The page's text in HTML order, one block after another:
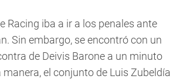
Racing iba a ir a los penales ante
Sin embargo, se encontró con un
de Deivis Barone a un minuto
manera, el conjunto de Luis Zubeldía